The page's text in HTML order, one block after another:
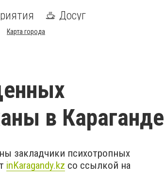
Досуг
Карта города
в Караганде
закладчики психотропных
inKaragandy.kz со ссылкой на